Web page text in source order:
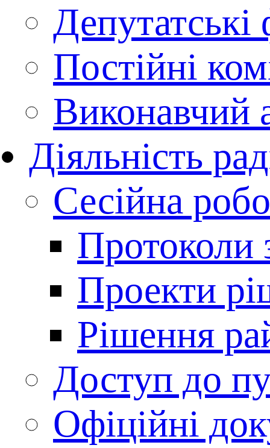
Депутатські
Постійні
Виконавчий
Діяльність
Сесійна
Протоколи
Проекти
Рішення
Доступ до
Офіційні